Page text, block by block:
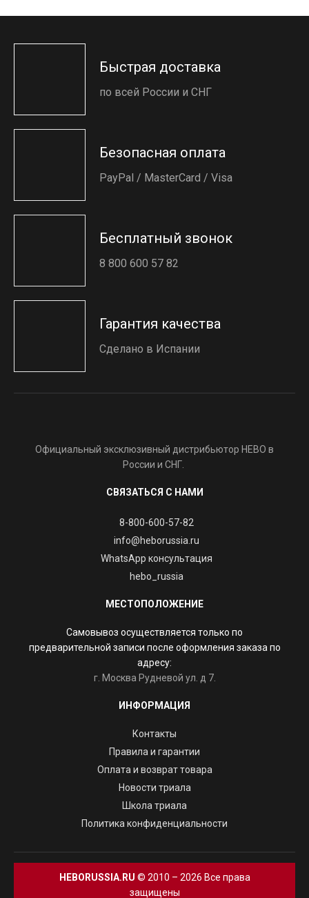
Быстрая доставка
по всей России и СНГ
Безопасная оплата
PayPal / MasterCard / Visa
Бесплатный звонок
8 800 600 57 82
Гарантия качества
Сделано в Испании
Официальный эксклюзивный дистрибьютор HEBO в
России и СНГ.
СВЯЗАТЬСЯ С НАМИ
8-800-600-57-82
info@heborussia.ru
WhatsApp консультация
hebo_russia
МЕСТОПОЛОЖЕНИЕ
Самовывоз осуществляется только по
предварительной записи после оформления заказа по
адресу:
г. Москва Рудневой ул. д 7.
ИНФОРМАЦИЯ
Контакты
Правила и гарантии
Оплата и возврат товара
Новости триала
Школа триала
Политика конфиденциальности
HEBORUSSIA.RU © 2010 – 2026 Все права
защищены